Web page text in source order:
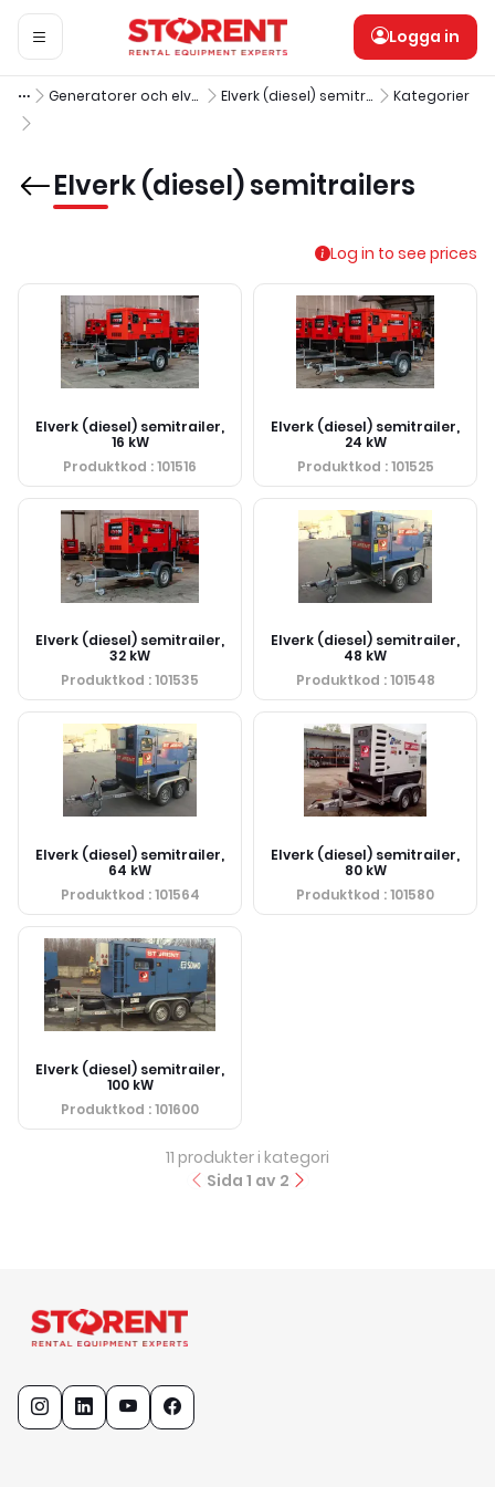
Logga in
Generatorer och elverk Elverk (diesel) semitrailers Kategorier
Elverk (diesel) semitrailers
Log in to see prices
Elverk (diesel) semitrailer,
16 kW
Produktkod : 101516
Elverk (diesel) semitrailer,
24 kW
Produktkod : 101525
Elverk (diesel) semitrailer,
32 kW
Produktkod : 101535
Elverk (diesel) semitrailer,
48 kW
Produktkod : 101548
Elverk (diesel) semitrailer,
64 kW
Produktkod : 101564
Elverk (diesel) semitrailer,
80 kW
Produktkod : 101580
Elverk (diesel) semitrailer,
100 kW
Produktkod : 101600
11 produkter i kategori
Sida 1 av 2